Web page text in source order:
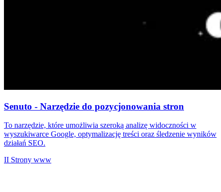
Senuto - Narzędzie do pozycjonowania stron
To narzędzie, które umożliwia szeroką analizę widoczności w
wyszukiwarce Google, optymalizację treści oraz śledzenie wyników
działań SEO.
II Strony www